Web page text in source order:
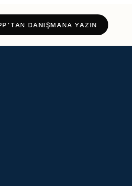
DANIŞMANA YAZIN